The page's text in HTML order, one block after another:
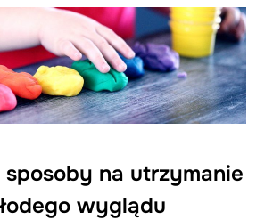
sposoby na utrzymanie
wyglądu